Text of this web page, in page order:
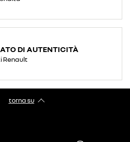
DI AUTENTICITÀ
Renault
torna su